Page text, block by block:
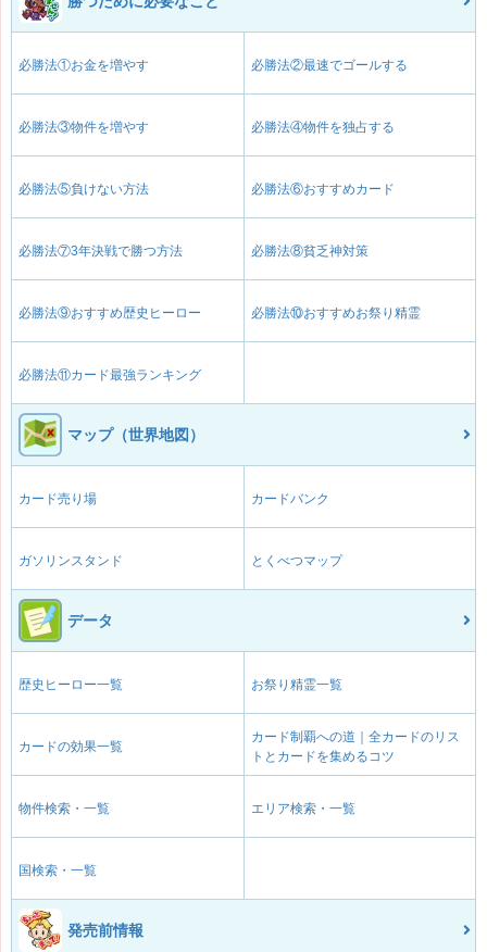
必勝法①お金を増やす 必勝法②最速でゴールする
必勝法③物件を増やす 必勝法④物件を独占する
必勝法⑤負けない方法 必勝法⑥おすすめカード
必勝法⑦3年決戦で勝つ方法 必勝法⑧貧乏神対策
必勝法⑨おすすめ歴史ヒーロー 必勝法⑩おすすめお祭り精霊
必勝法⑪カード最強ランキング
マップ（世界地図）
カード売り場 カードバンク
ガソリンスタンド とくべつマップ
データ
歴史ヒーロー一覧 お祭り精霊一覧
カードの効果一覧
カード制覇への道｜全カードのリス
トとカードを集めるコツ
物件検索・一覧 エリア検索・一覧
国検索・一覧
発売前情報